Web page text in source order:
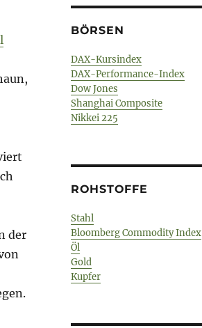
der
BÖRSEN
DAX-Kursindex
DAX-Performance-Index
Dow Jones
Shanghai Composite
Nikkei 225
ROHSTOFFE
Stahl
Bloomberg Commodity Index
Öl
Gold
Kupfer